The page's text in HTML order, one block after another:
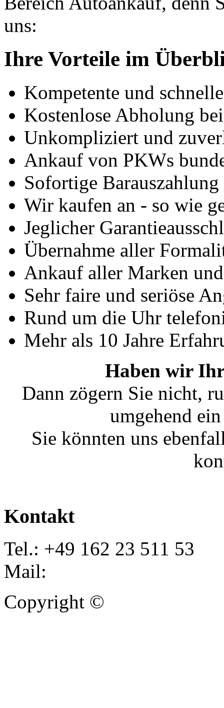
uns:
Ihre Vorteile im
Kompetente und
Kostenlose Abholung
Unkompliziert und
Ankauf von PKWs
Sofortige
Wir kaufen an - so wie
Jeglicher
Übernahme aller
Ankauf aller Marken
Sehr faire und seriöse
Rund um die Uhr
Mehr als 10 Jahre
Haben wir Ihr
Dann zögern Sie nicht,
umgehend
Sie könnten uns
Kontakt
Tel.: +49 162 23 511 53
Mail:
Copyright ©